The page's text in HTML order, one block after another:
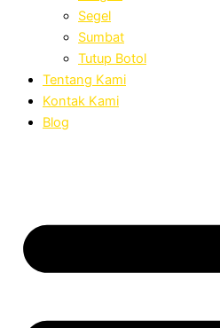
Segel
Sumbat
Tutup Botol
Tentang Kami
Kontak Kami
Blog